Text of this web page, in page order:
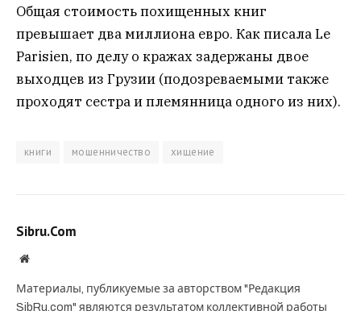
Общая стоимость похищенных книг
превышает два миллиона евро. Как писала Le
Parisien, по делу о кражах задержаны двое
выходцев из Грузии (подозреваемыми также
проходят сестра и племянница одного из них).
книги мошенничество хищение
Sibru.Com
Website
Материалы, публикуемые за авторством "Редакция
SibRu.com" являются результатом коллективной работы